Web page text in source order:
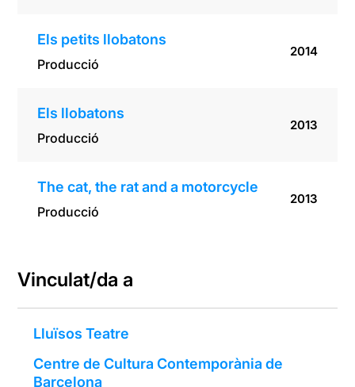
Els petits llobatons
Producció
2014
Els llobatons
Producció
2013
The cat, the rat and a motorcycle
Producció
2013
Vinculat/da a
Lluïsos Teatre
Centre de Cultura Contemporània de
Barcelona